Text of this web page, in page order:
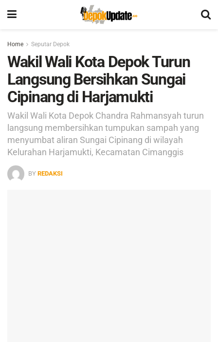
Home Seputar Depok
Wakil Wali Kota Depok Turun
Langsung Bersihkan Sungai
Cipinang di Harjamukti
Wakil Wali Kota Depok Chandra Rahmansyah turun
langsung membersihkan tumpukan sampah yang
menyumbat aliran Sungai Cipinang di wilayah
Kelurahan Harjamukti, Kecamatan Cimanggis
BY REDAKSI